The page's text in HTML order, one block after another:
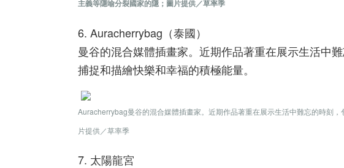
主義等隱喻分裂國家的隱；圖片提供／草率季
6. Auracherrybag（泰國）
曼谷的混合媒體插畫家。近期作品著重在展示生活中
捕捉和描繪快樂和幸福的積極能量。
Auracherrybag曼谷的混合媒體插畫家。近期作品著重在展示生活中難忘的時刻
片提供／草率季
7. 太陽龍宮